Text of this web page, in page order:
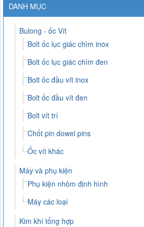
DANH MỤC
Bulong - ốc Vít
Bolt ốc lục giác chìm inox
Bolt ốc lục giác chìm đen
Bolt ốc đầu vít inox
Bolt ốc đầu vít đen
Bolt vít trí
Chốt pin dowel pins
Ốc vít khác
Máy và phụ kiện
Phụ kiện nhôm định hình
Máy các loại
Kim khí tổng hợp